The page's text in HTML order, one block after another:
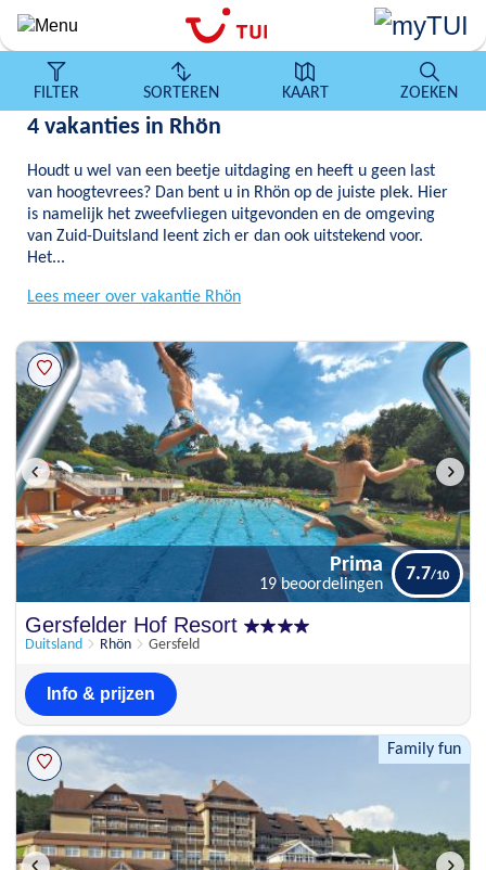
Overslaan
en
algemene
inhoud
FILTER SORTEREN KAART ZOEKEN
4 vakanties in Rhön
Houdt u wel van een beetje uitdaging en heeft u geen last
van hoogtevrees? Dan bent u in Rhön op de juiste plek. Hier
is namelijk het zweefvliegen uitgevonden en de omgeving
van Zuid-Duitsland leent zich er dan ook uitstekend voor.
Het...
Lees meer over vakantie Rhön
Gersfelder Hof Resort
Duitsland Rhön Gersfeld
Prima
19 beoordelingen
7.7
Info & prijzen
Family fun